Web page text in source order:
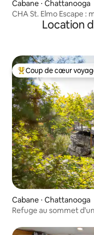
Cabane ⋅ Chattanooga
CHA St. Elmo Escape :
Location
Coups de cœur
Coup de cœur
Cabane ⋅ Chattanooga
Refuge au sommet